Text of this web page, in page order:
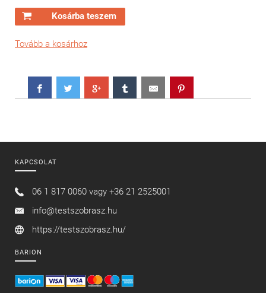
Kosárba teszem
Tovább a kosárhoz
KAPCSOLAT
06 1 817 0060 vagy +36 21 2525001
info@testszobrasz.hu
https://testszobrasz.hu/
BARION